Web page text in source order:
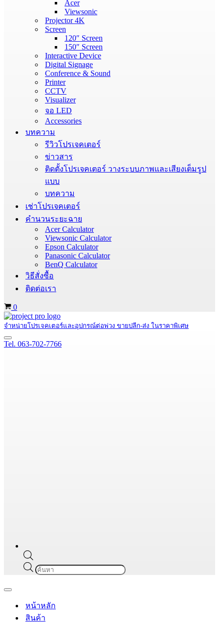
Acer
Viewsonic
Projector 4K
Screen
120″ Screen
150″ Screen
Interactive Device
Digital Signage
Conference & Sound
Printer
CCTV
Visualizer
จอ LED
Accessories
บทความ
รีวิวโปรเจคเตอร์
ข่าวสาร
ติดตั้งโปรเจคเตอร์ วางระบบภาพและเสียงเต็มรูป
แบบ
บทความ
เช่าโปรเจคเตอร์
คำนวนระยะฉาย
Acer Calculator
Viewsonic Calculator
Epson Calculator
Panasonic Calculator
BenQ Calculator
วิธีสั่งซื้อ
ติดต่อเรา
Cart
0
จำหน่ายโปรเจคเตอร์และอุปกรณ์ต่อพ่วง ขายปลีก-ส่ง ในราคาพิเศษ
Navigation
Menu
Tel. 063-702-7766
Products
search
Navigation
หน้าหลัก
สินค้า